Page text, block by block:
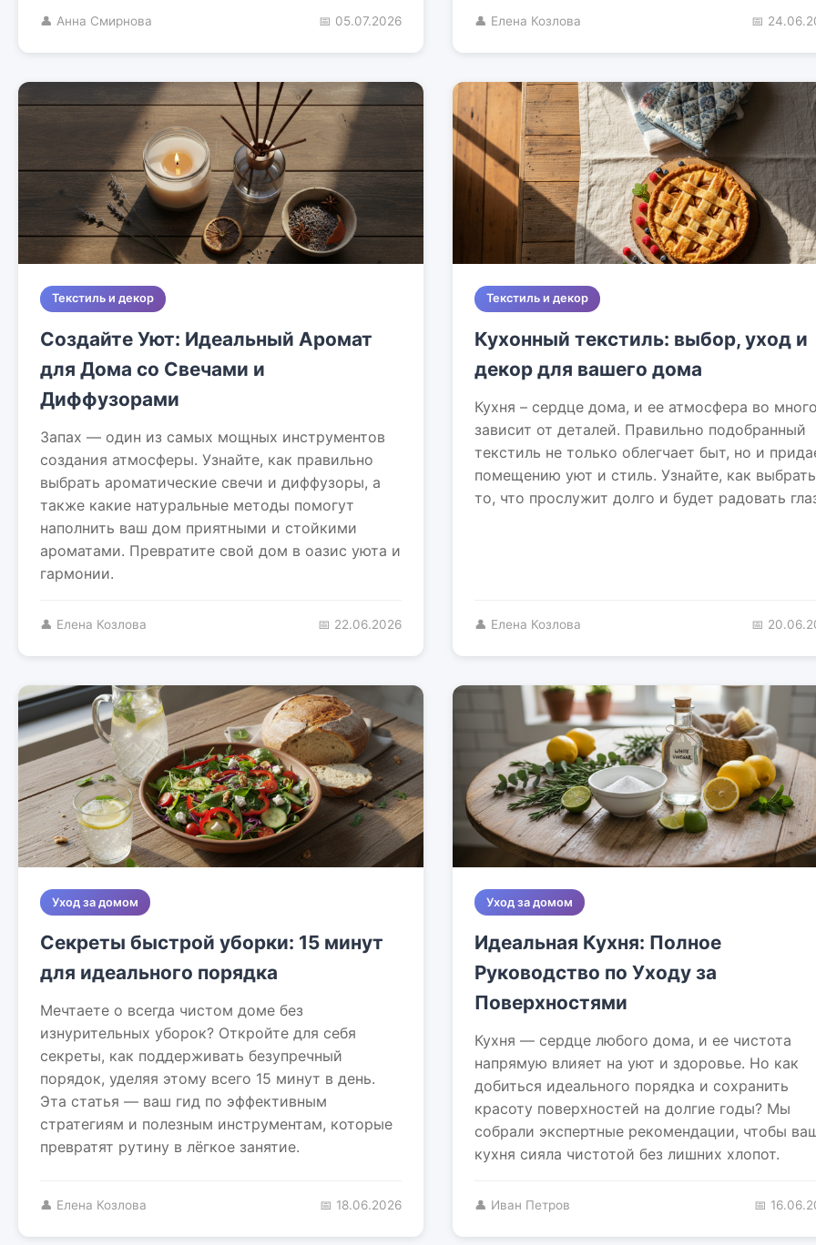
👤 Анна Смирнова 📅 05.07.2026 👤 Елена Козлова 📅
Текстиль и декор
Создайте Уют: Идеальный Аромат
для Дома со Свечами и
Диффузорами
Запах — один из самых мощных инструментов
создания атмосферы. Узнайте, как правильно
выбрать ароматические свечи и диффузоры, а
также какие натуральные методы помогут
наполнить ваш дом приятными и стойкими
ароматами. Превратите свой дом в оазис уюта и
гармонии.
👤 Елена Козлова 📅 22.06.2026
Текстиль и декор
Кухонный текстиль: выбор, уход и
декор для вашего дома
Кухня – сердце дома, и ее атмосфера во
зависит от деталей. Правильно подобранный
текстиль не только облегчает быт, но и
помещению уют и стиль. Узнайте, как выбрать
то, что прослужит долго и будет радовать
👤 Елена Козлова 📅
Уход за домом
Секреты быстрой уборки: 15 минут
для идеального порядка
Мечтаете о всегда чистом доме без
изнурительных уборок? Откройте для себя
секреты, как поддерживать безупречный
порядок, уделяя этому всего 15 минут в день.
Эта статья — ваш гид по эффективным
стратегиям и полезным инструментам, которые
превратят рутину в лёгкое занятие.
👤 Елена Козлова 📅 18.06.2026
Уход за домом
Идеальная Кухня: Полное
Руководство по Уходу за
Поверхностями
Кухня — сердце любого дома, и ее чистота
напрямую влияет на уют и здоровье. Но как
добиться идеального порядка и сохранить
красоту поверхностей на долгие годы? Мы
собрали экспертные рекомендации, чтобы
кухня сияла чистотой без лишних хлопот.
👤 Иван Петров 📅